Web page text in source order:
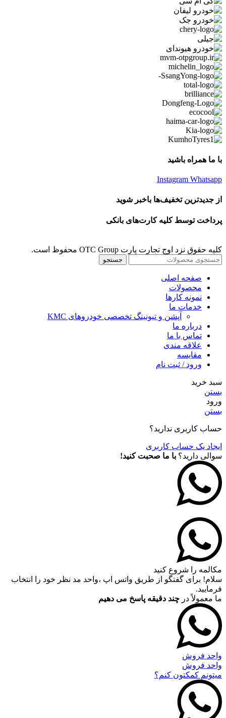
با ما همراه باشید
Instagram Whatsapp
از جدیدترین تخفیف‌ها باخبر شوید
پرداخت توسط کلیه کارت‌های بانکی
کلیه حقوق نزد اوج تجارت پارت OTC Group محفوظ است.
جستجو
صفحه اصلی
محصولات
نمونه کارها
خدمات ما
آپشن و تیونینگ تخصصی خودروهای KMC
درباره ما
تماس با ما
علاقه مندی
مقايسه
ورود / ثبت نام
سبد خرید
بستن
ورود
بستن
حساب کاربری ندارید؟
ایجاد یک حساب کاربری
سوالی دارید؟ با ما صحبت کنید!
مکالمه را شروع کنید
سلام! برای گفتگو از طریق واتس اپ ،واحد مد نظر خود را انتخاب
فرمایید.
ما معمولاً در چند دقیقه پاسخ می دهیم
واحد فروش
واحد فروش
میتونم کمکتون کنم؟